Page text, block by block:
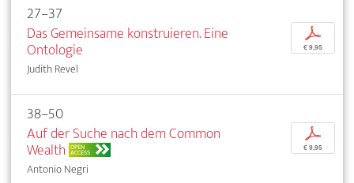
27–37
Das Gemeinsame konstruieren. Eine
Ontologie
Judith Revel
p
€ 9,95
38–50
Auf der Suche nach dem Common
Wealth OPEN
ACCESS
Antonio Negri
p
€ 9,95